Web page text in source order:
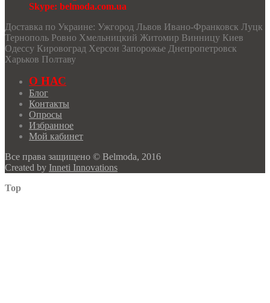
Skype: belmoda.com.ua
Доставка по Украине: Ужгород Львов Ивано-Франковск Луцк
Тернополь Ровно Хмельницкий Житомир Винницу Киев
Одессу Кировоград Херсон Запорожье Днепропетровск
Харьков Полтаву
О НАС
Блог
Контакты
Опросы
Избранное
Мой кабинет
Все права защищено © Belmoda, 2016
Created by Inneti Innovations
Top